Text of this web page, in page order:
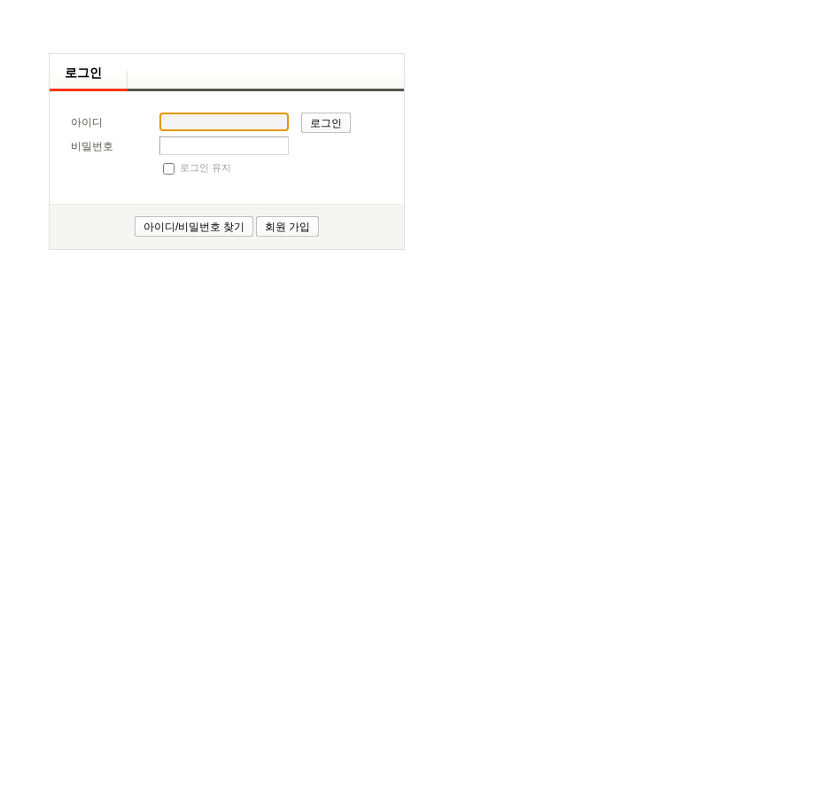
로그인
아이디
비밀번호
로그인 유지
아이디/비밀번호 찾기 회원 가입